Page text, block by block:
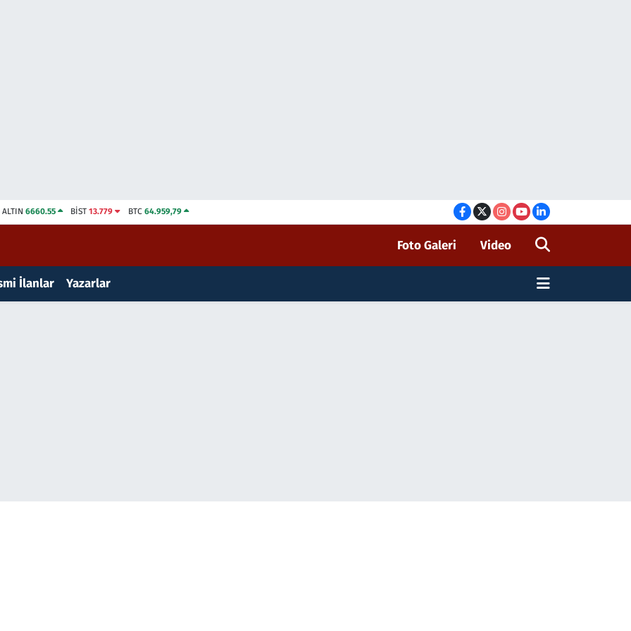
ALTIN 6660.55 BİST13.779 BTC 64.959,79
Foto Galeri Video
İlanlar Yazarlar